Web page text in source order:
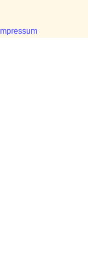
Impressum
Impressum